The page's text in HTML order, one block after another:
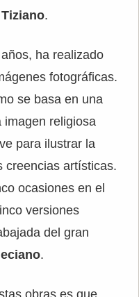
Tiziano.
ha realizado
fotográficas.
se basa en una
religiosa
para ilustrar la
creencias artísticas.
ocasiones en el
versiones
del gran
.
obras es que